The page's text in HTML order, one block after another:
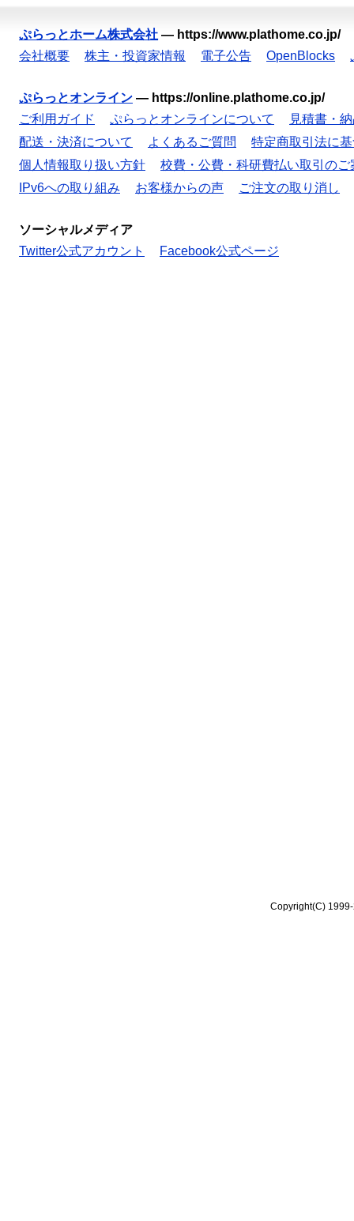
ぷらっとホーム株式会社 — https://www.plathome.co.jp/
会社概要
株主・投資家情報 電子公告 OpenBlocks
ぷらっとオンライン — https://online.plathome.co.jp/
ご利用ガイド
ぷらっとオンラインについて
見積書・
配送・決済について
よくあるご質問
特定商取引法に
個人情報取り扱い方針
校費・公費・科研費払い取引のご
IPv6への取り組み
お客様からの声 ご注文の取り消し
ソーシャルメディア
Twitter公式アカウント
Facebook公式ページ
Copyright(C)